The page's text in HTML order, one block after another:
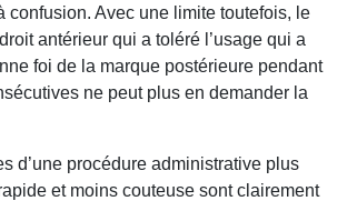
confusion. Avec une limite toutefois, le
antérieur qui a toléré l’usage qui a
foi de la marque postérieure pendant
ne peut plus en demander la
d’une procédure administrative plus
et moins couteuse sont clairement